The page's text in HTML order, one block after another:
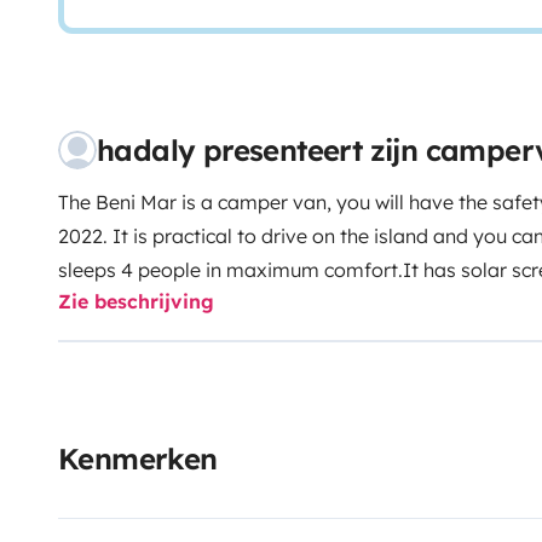
hadaly presenteert zijn
The Beni Mar is a camper van, you will have the
2022. It is practical to drive on the island and you
sleeps 4 people in maximum comfort.It has solar
recharged when the car is running or with the screens
tank of 100 liters. You can take a shower with hot
the kitchen with its two cooking stoves and equipped
Zie beschrijving
Kenmerken